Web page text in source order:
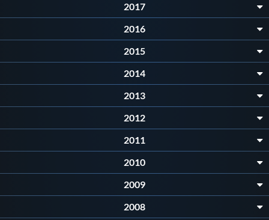
Contatti
2017
2016
2015
2014
2013
2012
2011
2010
2009
2008